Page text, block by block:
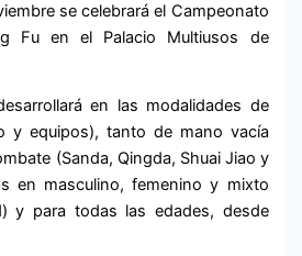
se celebrará el Campeonato
Fu en el Palacio Multiusos de
en las modalidades de
y equipos), tanto de mano vacía
(Sanda, Qingda, Shuai Jiao y
en masculino, femenino y mixto
y para todas las edades, desde